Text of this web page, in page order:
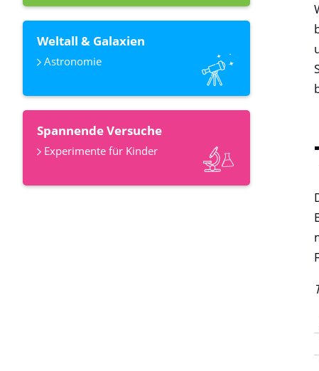
Weltall & Galaxien
Astronomie
Spannende Versuche
Experimente für Kinder